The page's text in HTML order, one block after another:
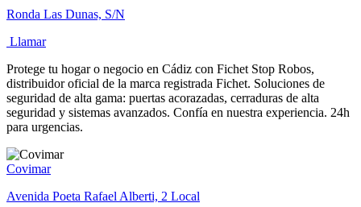
Ronda Las Dunas, S/N
Llamar
Protege tu hogar o negocio en Cádiz con Fichet Stop Robos,
distribuidor oficial de la marca registrada Fichet. Soluciones de
seguridad de alta gama: puertas acorazadas, cerraduras de alta
seguridad y sistemas avanzados. Confía en nuestra experiencia. 24h
para urgencias.
Covimar
Avenida Poeta Rafael Alberti, 2 Local